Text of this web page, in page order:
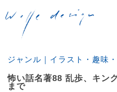
ジャンル｜イラスト・趣味
怖い話名著88 乱歩、キン
まで